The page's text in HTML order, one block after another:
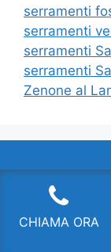
serramenti
serramenti
serramenti
serramenti
Zenone al
Fornitura di
CHIAMA ORA